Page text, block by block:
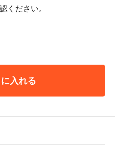
ください。
入れる